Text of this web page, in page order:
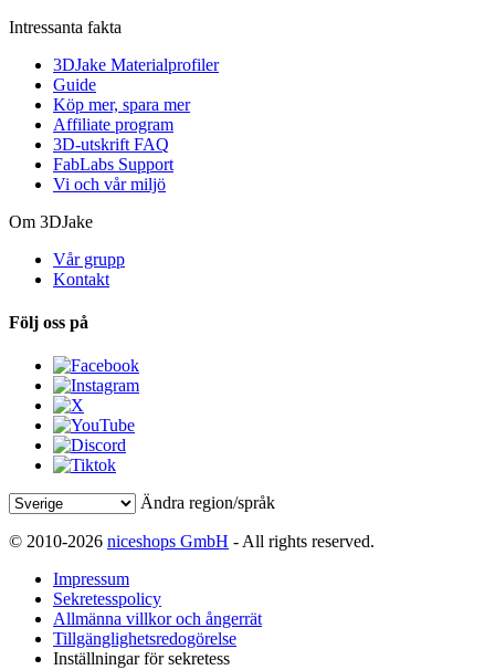
Intressanta fakta
3DJake Materialprofiler
Guide
Köp mer, spara mer
Affiliate program
3D-utskrift FAQ
FabLabs Support
Vi och vår miljö
Om 3DJake
Vår grupp
Kontakt
Följ oss på
Ändra region/språk
© 2010-2026 niceshops GmbH - All rights reserved.
Impressum
Sekretesspolicy
Allmänna villkor och ångerrät
Tillgänglighetsredogörelse
Inställningar för sekretess